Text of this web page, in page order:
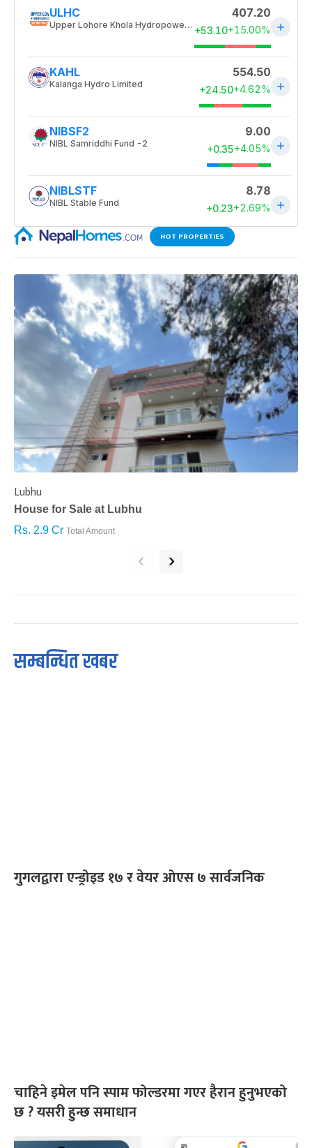
HOT PROPERTIES
Lubhu
House for Sale at Lubhu
Rs. 2.9 Cr Total Amount
‹ ›
सम्बन्धित खबर
गुगलद्वारा एन्ड्रोइड १७ र वेयर ओएस ७ सार्वजनिक
चाहिने इमेल पनि स्पाम फोल्डरमा गएर हैरान हुनुभएको
छ ? यसरी हुन्छ समाधान